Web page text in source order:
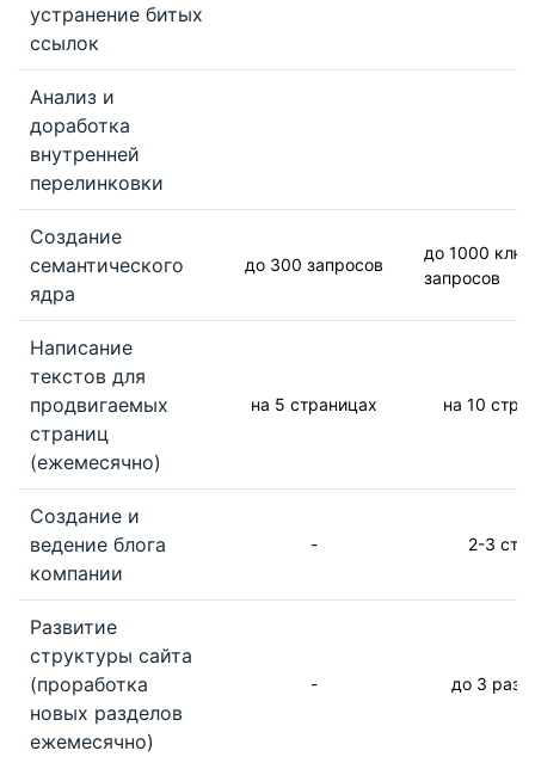
устранение битых
ссылок
Анализ и
доработка
внутренней
перелинковки
Создание
семантического
ядра
до 300 запросов
до 1000
запросов
Написание
текстов для
продвигаемых
страниц
(ежемесячно)
на 5 страницах на 10
Создание и
ведение блога
компании
- 2-3
Развитие
структуры сайта
(проработка
новых разделов
ежемесячно)
- до 3